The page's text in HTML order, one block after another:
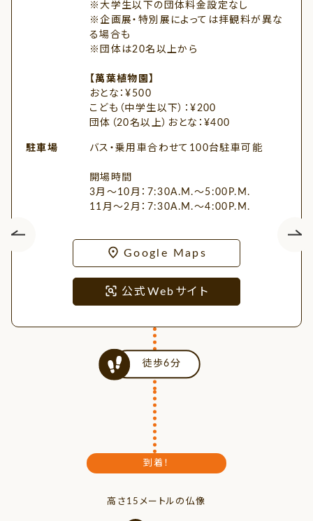
※大学生以下の団体料金設定なし
※企画展・特別展によっては拝観料が異な
る場合も
※団体は20名以上から
【萬葉植物園】
おとな：¥500
こども（中学生以下）：¥200
団体（20名以上）おとな：¥400
駐車場 バス・乗用車合わせて100台駐車可能
開場時間
3月～10月：7:30A.M.～5:00P.M.
11月～2月：7:30A.M.～4:00P.M.
Google Maps
公式Webサイト
徒歩6分
到着！
高さ15メートルの仏像